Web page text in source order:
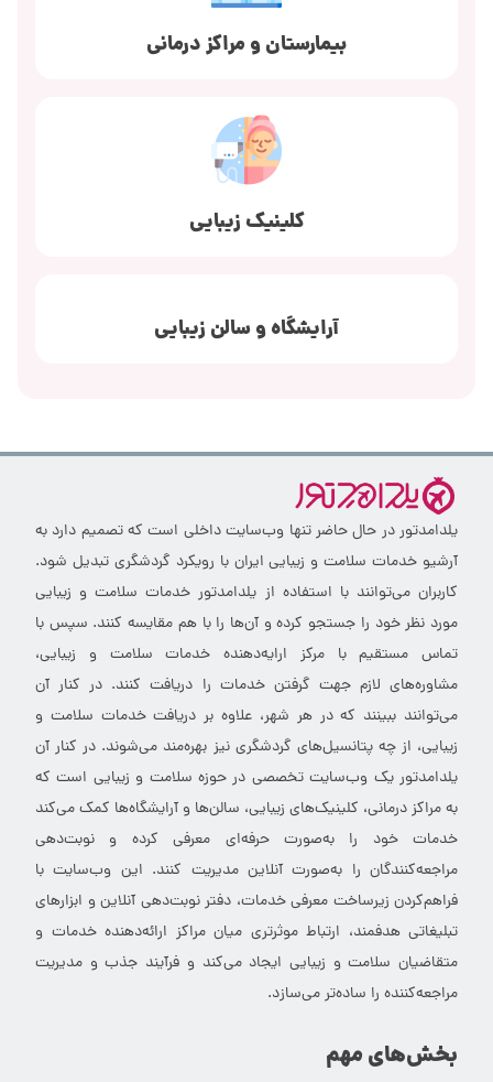
بیمارستان و مراکز درمانی
کلینیک زیبایی
آرایشگاه و سالن زیبایی
یلدامدتور در حال حاضر تنها وب‌سایت داخلی است که تصمیم دارد به
آرشیو خدمات سلامت و زیبایی ایران با رویکرد گردشگری تبدیل شود.
کاربران می‌توانند با استفاده از یلدامدتور خدمات سلامت و زیبایی
مورد نظر خود را جستجو کرده و آن‌ها را با هم مقایسه کنند. سپس با
تماس مستقیم با مرکز ارایه‌دهنده خدمات سلامت و زیبایی،
مشاوره‌های لازم جهت گرفتن خدمات را دریافت کنند. در کنار آن
می‌توانند ببینند که در هر شهر، علاوه بر دریافت خدمات سلامت و
زیبایی، از چه پتانسیل‌های گردشگری نیز بهره‌مند می‌شوند. در کنار آن
یلدامدتور یک وب‌سایت تخصصی در حوزه سلامت و زیبایی است که
به مراکز درمانی، کلینیک‌های زیبایی، سالن‌ها و آرایشگاه‌ها کمک می‌کند
خدمات خود را به‌صورت حرفه‌ای معرفی کرده و نوبت‌دهی
مراجعه‌کنندگان را به‌صورت آنلاین مدیریت کنند. این وب‌سایت با
فراهم‌کردن زیرساخت معرفی خدمات، دفتر نوبت‌دهی آنلاین و ابزارهای
تبلیغاتی هدفمند، ارتباط موثرتری میان مراکز ارائه‌دهنده خدمات و
متقاضیان سلامت و زیبایی ایجاد می‌کند و فرآیند جذب و مدیریت
مراجعه‌کننده را ساده‌تر می‌سازد.
بخش‌های مهم